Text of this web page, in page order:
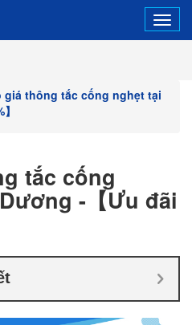
giá thông tắc cống nghẹt tại
tắc cống
-【Ưu đãi